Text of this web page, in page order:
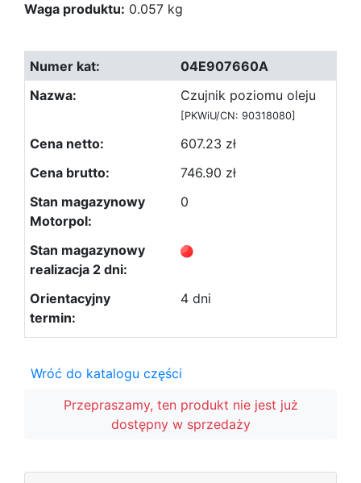
Waga produktu: 0.057 kg
04E907660A
Czujnik poziomu oleju
[PKWiU/CN: 90318080]
607.23 zł
746.90 zł
0
4 dni
Wróć do katalogu części
Przepraszamy, ten produkt nie jest już
dostępny w sprzedaży